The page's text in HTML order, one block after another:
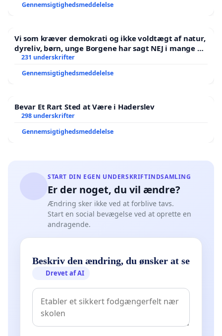
Gennemsigtighedsmeddelelse
Vi som kræver demokrati og ikke voldtægt af natur,
dyreliv, børn, unge Borgene har sagt NEJ i mange år.
Der er
231 underskrifter
Gennemsigtighedsmeddelelse
Bevar Et Rart Sted at Være i Haderslev
298 underskrifter
Gennemsigtighedsmeddelelse
START DIN EGEN UNDERSKRIFTINDSAMLING
Er der noget, du vil ændre?
Ændring sker ikke ved at forblive tavs.
Start en social bevægelse ved at oprette en
andragende.
Beskriv den ændring, du ønsker at se
Drevet af AI